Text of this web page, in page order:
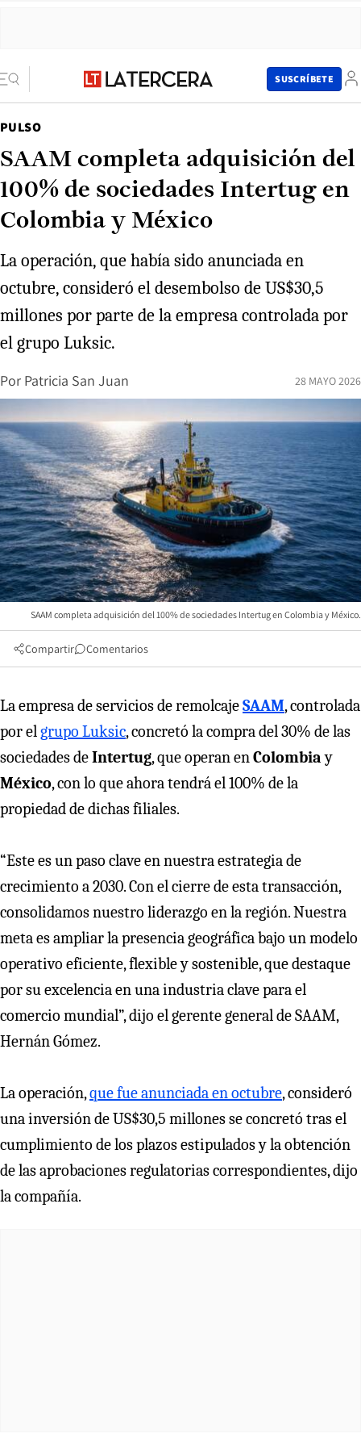
SUSCRÍBETE
PULSO
SAAM completa adquisición del
100% de sociedades Intertug en
Colombia y México
La operación, que había sido anunciada en
octubre, consideró el desembolso de US$30,5
millones por parte de la empresa controlada por
el grupo Luksic.
Por Patricia San Juan 28 MAYO 2026
SAAM completa adquisición del 100% de sociedades Intertug en Colombia y México.
Compartir Comentarios
La empresa de servicios de remolcajeSAAM, controlada
por elgrupo Luksic, concretó la compra del 30% de las
sociedades deIntertug, que operan enColombiay
México, con lo que ahora tendrá el 100% de la
propiedad de dichas filiales.
“Este es un paso clave en nuestra estrategia de
crecimiento a 2030. Con el cierre de esta transacción,
consolidamos nuestro liderazgo en la región. Nuestra
meta es ampliar la presencia geográfica bajo un modelo
operativo eficiente, flexible y sostenible, que destaque
por su excelencia en una industria clave para el
comercio mundial”, dijo el gerente general de SAAM,
Hernán Gómez.
La operación,que fue anunciada en octubre, consideró
una inversión de US$30,5 millones se concretó tras el
cumplimiento de los plazos estipulados y la obtención
de las aprobaciones regulatorias correspondientes, dijo
la compañía.